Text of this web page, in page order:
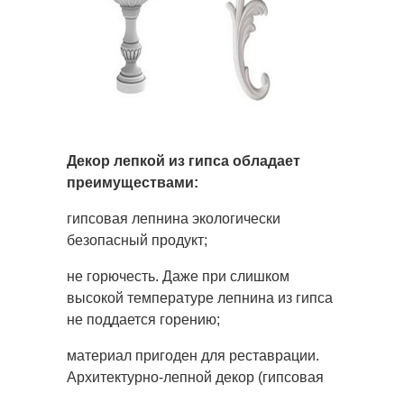
Декор лепкой из гипса обладает
преимуществами:
гипсовая лепнина экологически
безопасный продукт;
не горючесть. Даже при слишком
высокой температуре лепнина из гипса
не поддается горению;
материал пригоден для реставрации.
Архитектурно-лепной декор (гипсовая